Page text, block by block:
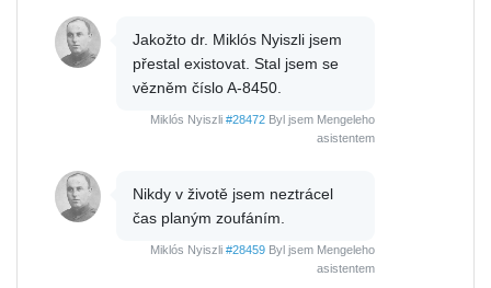
Jakožto dr. Miklós Nyiszli jsem
přestal existovat. Stal jsem se
vězněm číslo A-8450.
Miklós Nyiszli #28472 Byl jsem Mengeleho
asistentem
Nikdy v životě jsem neztrácel
čas planým zoufáním.
Miklós Nyiszli #28459 Byl jsem Mengeleho
asistentem